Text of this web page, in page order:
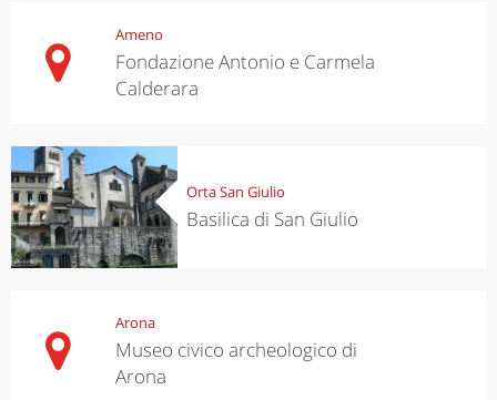
Ameno
Fondazione Antonio e Carmela
Calderara
Orta San Giulio
Basilica di San Giulio
Arona
Museo civico archeologico di
Arona